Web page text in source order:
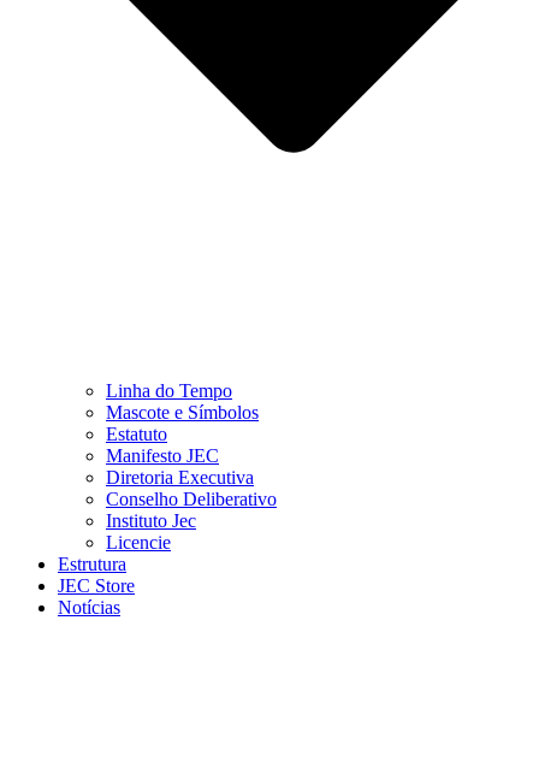
Linha do Tempo
Mascote e Símbolos
Estatuto
Manifesto JEC
Diretoria Executiva
Conselho Deliberativo
Instituto Jec
Licencie
Estrutura
JEC Store
Notícias